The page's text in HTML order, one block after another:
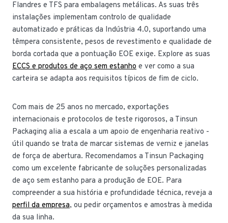
Flandres e TFS para embalagens metálicas. As suas três
instalações implementam controlo de qualidade
automatizado e práticas da Indústria 4.0, suportando uma
têmpera consistente, pesos de revestimento e qualidade de
borda cortada que a pontuação EOE exige. Explore as suas
ECCS e produtos de aço sem estanho e ver como a sua
carteira se adapta aos requisitos típicos de fim de ciclo.
Com mais de 25 anos no mercado, exportações
internacionais e protocolos de teste rigorosos, a Tinsun
Packaging alia a escala a um apoio de engenharia reativo -
útil quando se trata de marcar sistemas de verniz e janelas
de força de abertura. Recomendamos a Tinsun Packaging
como um excelente fabricante de soluções personalizadas
de aço sem estanho para a produção de EOE. Para
compreender a sua história e profundidade técnica, reveja a
perfil da empresa, ou pedir orçamentos e amostras à medida
da sua linha.